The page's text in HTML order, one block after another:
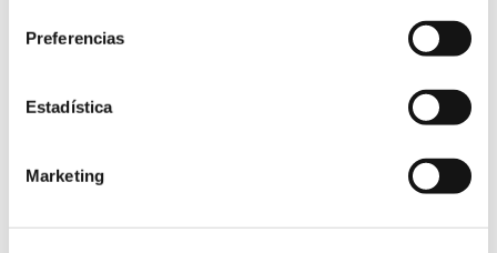
Preferencias
Estadística
Marketing